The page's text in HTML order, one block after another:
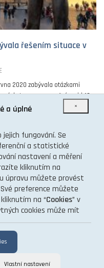
řešením situace v
2020 zabývala otázkami
onemocnění covid-19 v
×
a úplné
fungování. Se
a statistické
nastavení a měření
kliknutím na
úpravu můžete provést
Své preference můžete
na “Cookies” v
cookies může mít
Vlastní nastavení